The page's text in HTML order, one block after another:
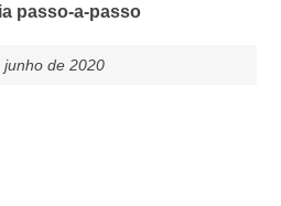
passo-a-passo
junho de 2020